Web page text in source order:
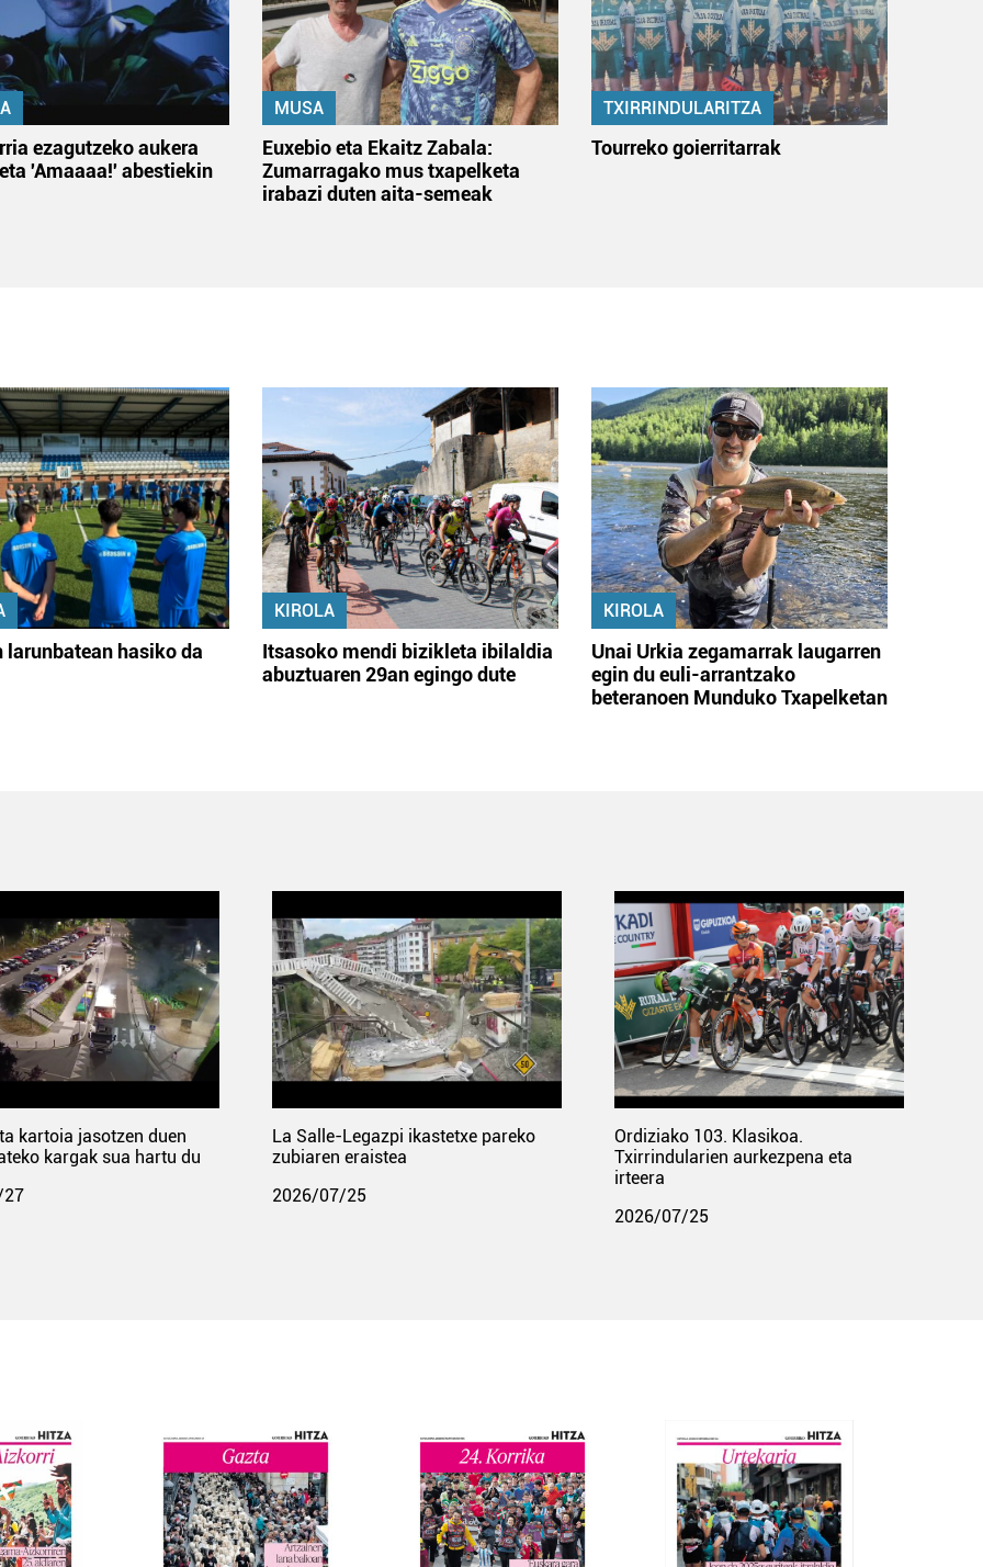
ezagutzeko aukera
'Amaaaa!' abestiekin
MUSA
Euxebio eta Ekaitz Zabala:
Zumarragako mus txapelketa
irabazi duten aita-semeak
TXIRRINDULARITZA
Tourreko goierritarrak
larunbatean hasiko da
KIROLA
Itsasoko mendi bizikleta ibilaldia
abuztuaren 29an egingo dute
KIROLA
Unai Urkia zegamarrak laugarren
egin du euli-arrantzako
beteranoen Munduko Txapelketan
kartoia jasotzen duen
kargak sua hartu du
La Salle-Legazpi ikastetxe pareko
zubiaren eraistea
2026/07/25
Ordiziako 103. Klasikoa.
Txirrindularien aurkezpena eta
irteera
2026/07/25